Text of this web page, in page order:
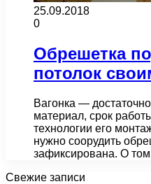
25.09.2018
0
Обрешетка
потолок
Вагонка —
материал, срок
технологии его
нужно соорудить
зафиксирована. О
Свежие записи